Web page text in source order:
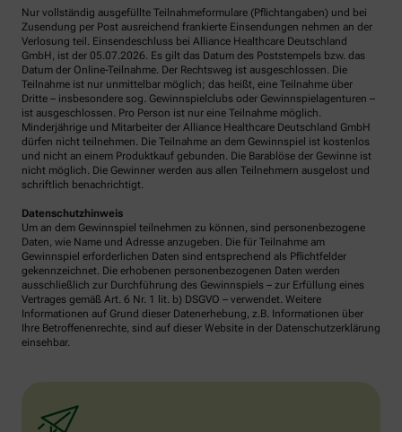
Nur vollständig ausgefüllte Teilnahmeformulare (Pflichtangaben) und bei
Zusendung per Post ausreichend frankierte Einsendungen nehmen an der
Verlosung teil. Einsendeschluss bei Alliance Healthcare Deutschland
GmbH, ist der 05.07.2026. Es gilt das Datum des Poststempels bzw. das
Datum der Online-Teilnahme. Der Rechtsweg ist ausgeschlossen. Die
Teilnahme ist nur unmittelbar möglich; das heißt, eine Teilnahme über
Dritte – insbesondere sog. Gewinnspielclubs oder Gewinnspielagenturen –
ist ausgeschlossen. Pro Person ist nur eine Teilnahme möglich.
Minderjährige und Mitarbeiter der Alliance Healthcare Deutschland GmbH
dürfen nicht teilnehmen. Die Teilnahme an dem Gewinnspiel ist kostenlos
und nicht an einem Produktkauf gebunden. Die Barablöse der Gewinne ist
nicht möglich. Die Gewinner werden aus allen Teilnehmern ausgelost und
schriftlich benachrichtigt.
Datenschutzhinweis
Um an dem Gewinnspiel teilnehmen zu können, sind personenbezogene
Daten, wie Name und Adresse anzugeben. Die für Teilnahme am
Gewinnspiel erforderlichen Daten sind entsprechend als Pflichtfelder
gekennzeichnet. Die erhobenen personenbezogenen Daten werden
ausschließlich zur Durchführung des Gewinnspiels – zur Erfüllung eines
Vertrages gemäß Art. 6 Nr. 1 lit. b) DSGVO – verwendet. Weitere
Informationen auf Grund dieser Datenerhebung, z.B. Informationen über
Ihre Betroffenenrechte, sind auf dieser Website in der Datenschutzerklärung
einsehbar.